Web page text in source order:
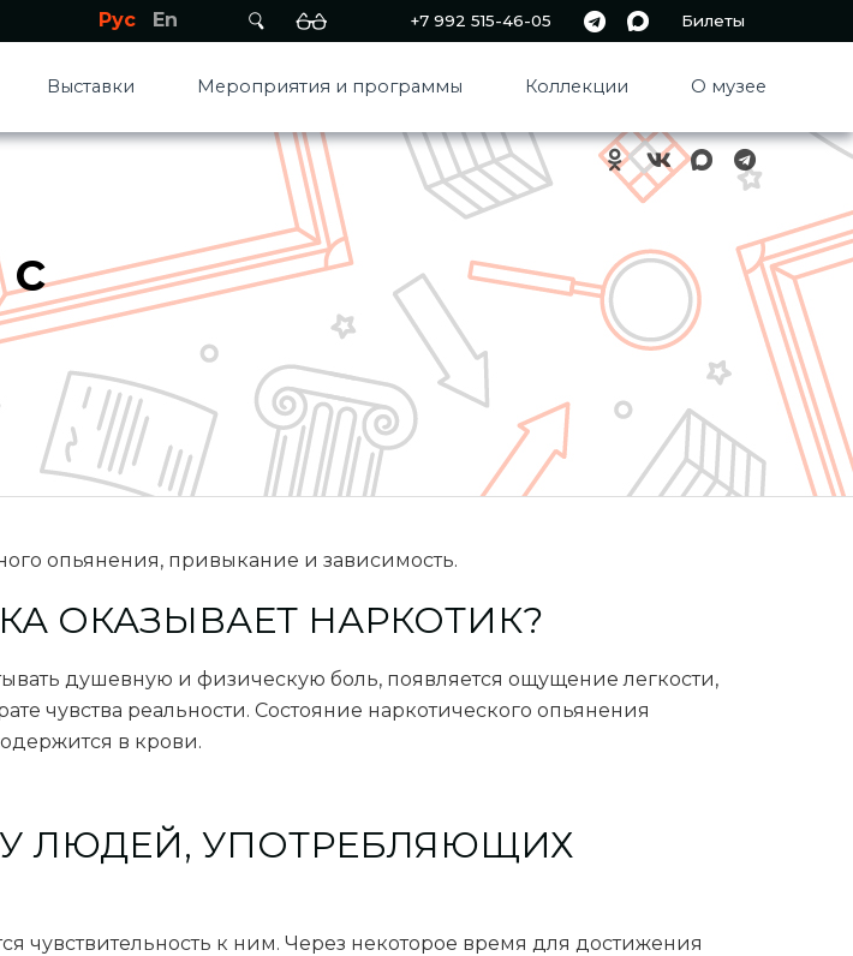
+7 992 515-46-05 Билеты
Рус En
Выставки Мероприятия и программы Коллекции О музее
опьянения, привыкание и зависимость.
ОКАЗЫВАЕТ НАРКОТИК?
душевную и физическую боль, появляется ощущение легкости,
чувства реальности. Состояние наркотического опьянения
в крови.
ЛЮДЕЙ, УПОТРЕБЛЯЮЩИХ
чувствительность к ним. Через некоторое время для достижения